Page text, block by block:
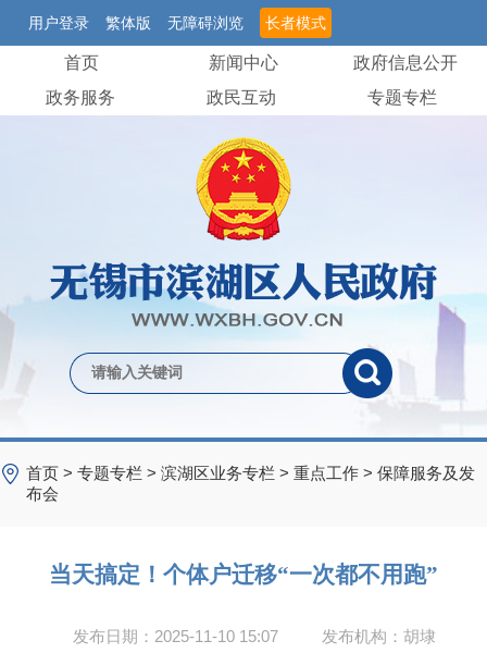
用户登录 繁体版 无障碍浏览 长者模式
首页 新闻中心
政府信息公开
政务服务
政民互动 专题专栏
首页 > 专题专栏 > 滨湖区业务专栏 > 重点工作 > 保障服务及发
布会
当天搞定！个体户迁移“一次都不用跑”
发布日期：2025-11-10 15:07
发布机构：胡埭